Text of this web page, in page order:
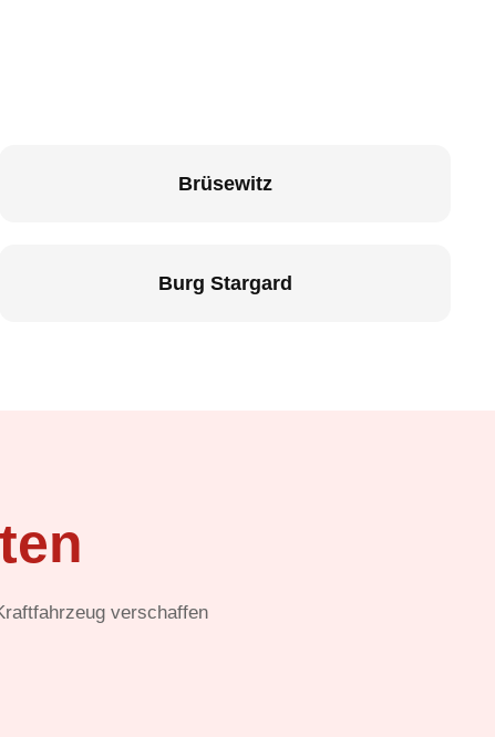
Brüsewitz
Burg Stargard
verschaffen